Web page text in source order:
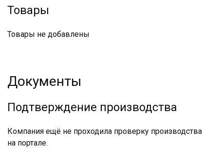
Товары
Товары не добавлены
Документы
Подтверждение производства
Компания ещё не проходила проверку производства
на портале.